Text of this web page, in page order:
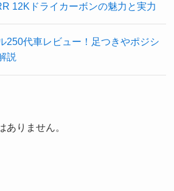
12Kドライカーボンの魅力と実力
250代車レビュー！足つきやポジシ
説
ありません。